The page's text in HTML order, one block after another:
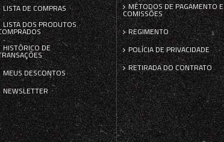
LISTA DE COMPRAS
LISTA DOS PRODUTOS
HISTÓRICO DE
MEUS DESCONTOS
NEWSLETTER
MÉTODOS DE PAGAMENTO E
COMISSÕES
REGIMENTO
POLÍCIA DE PRIVACIDADE
RETIRADA DO CONTRATO